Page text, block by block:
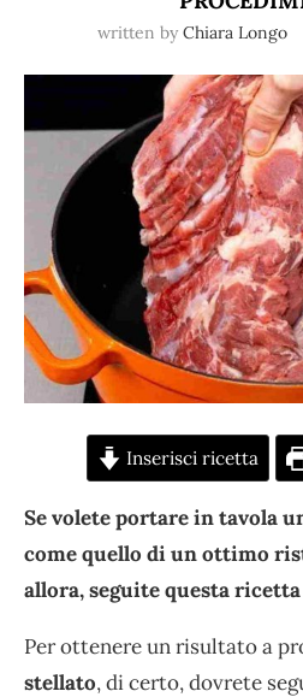
written by Chiara Longo
Inserisci ricetta
Se volete portare in tavola
come quello di un ottimo
allora, seguite questa
Per ottenere un risultato a
stellato, di certo, dovrete